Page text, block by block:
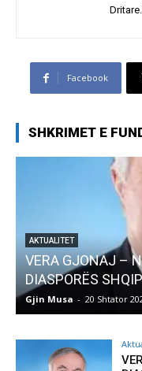
Facebook
SHKRIMET E
GJONAJ – NJË
SHQIPTARE
- 20 Shtator 2025 1